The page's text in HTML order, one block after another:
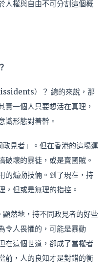
人權與自由不可分割這個概
）？ 總的來說，那
實一個人只要想活在真理，
識形態對着幹。
見者」。但在香港的這埸運
破壞的暴徒，或是賣國賊。
的煽動技倆。到了現在，持
，但或是無理的指控。
然地，持不同政見者的好些
令人畏懼的，可能是暴動
在這個世道，卻成了當權者
前，人的良知才是對錯的衡